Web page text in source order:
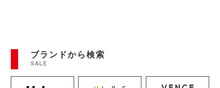
ブランドから検索
SALE